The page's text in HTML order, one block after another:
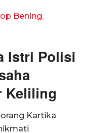
Bening,
Istri Polisi
Keliling
Kartika